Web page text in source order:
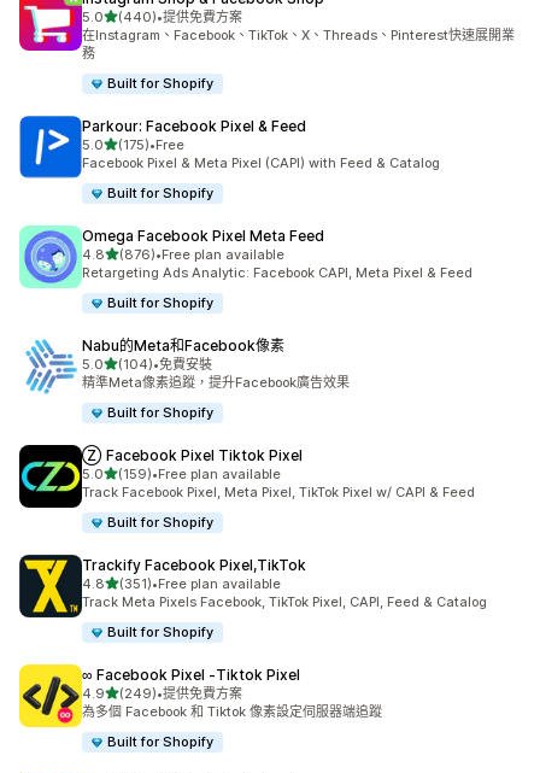
5.0滿分 5 顆星
(440)
共有 440 則評價
•提供免費方案
在Instagram、Facebook、TikTok、X、Threads、Pinterest快速展開業
務
Built for Shopify
Parkour: Facebook Pixel & Feed
5.0滿分 5 顆星
(175)
共有 175 則評價
•Free
Facebook Pixel & Meta Pixel (CAPI) with Feed & Catalog
Built for Shopify
Omega Facebook Pixel Meta Feed
4.8滿分 5 顆星
(876)
共有 876 則評價
•Free plan available
Retargeting Ads Analytic: Facebook CAPI, Meta Pixel & Feed
Built for Shopify
Nabu的Meta和Facebook像素
5.0滿分 5 顆星
(104)
共有 104 則評價
•免費安裝
精準Meta像素追蹤，提升Facebook廣告效果
Built for Shopify
Ⓩ Facebook Pixel Tiktok Pixel
5.0滿分 5 顆星
(159)
共有 159 則評價
•Free plan available
Track Facebook Pixel, Meta Pixel, TikTok Pixel w/ CAPI & Feed
Built for Shopify
Trackify Facebook Pixel,TikTok
4.8滿分 5 顆星
(351)
共有 351 則評價
•Free plan available
Track Meta Pixels Facebook, TikTok Pixel, CAPI, Feed & Catalog
Built for Shopify
∞ Facebook Pixel ‑Tiktok Pixel
4.9滿分 5 顆星
(249)
共有 249 則評價
•提供免費方案
為多個 Facebook 和 Tiktok 像素設定伺服器端追蹤
Built for Shopify